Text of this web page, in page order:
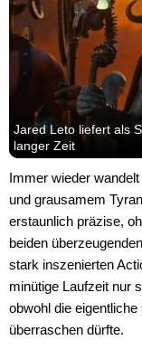
Jared Leto liefert als
langer Zeit
Immer wieder
und grausamem
erstaunlich präzise,
beiden
stark inszenierten
minütige Laufzeit nur
obwohl die
überraschen dürfte.